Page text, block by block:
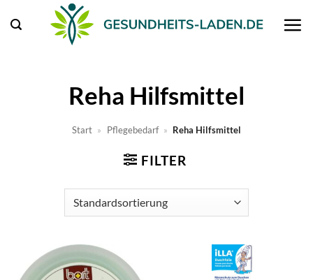
Inhalt
Reha Hilfsmittel
Start » Pflegebedarf » Reha Hilfsmittel
FILTER